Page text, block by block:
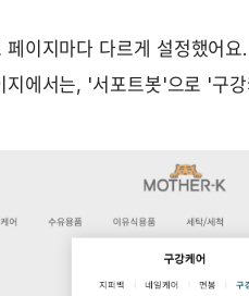
이지마다 다르게 설정했어요.
지에서는, '서포트봇'으로 '구